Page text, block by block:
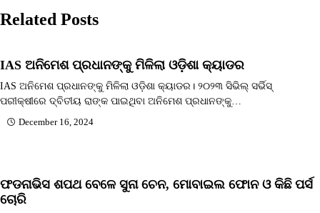
Related Posts
IAS ଅନିମେଶ ପ୍ରଧାନଙ୍କୁ ମିଳିଲା ଓଡ଼ିଶା କ୍ୟାଡର
IAS ଅନିମେଶ ପ୍ରଧାନଙ୍କୁ ମିଳିଲା ଓଡ଼ିଶା କ୍ୟାଡର। ୨୦୨୩ ସିଭିଲ୍ ସର୍ଭିସ୍
ପରୀକ୍ଷୀରେ ଦ୍ବିତୀୟ ରାଙ୍କ ପାଇଥିବା ଅନିମେଶ ପ୍ରଧାନଙ୍କୁ…
December 16, 2024
ଫଡନାଭିସ ଶପଥ ବେଳେ ସୁନା ଚେନ, ମୋବାଇଲ ଫୋନ ଓ କିଛି ପର୍ସ
ଚୋରି